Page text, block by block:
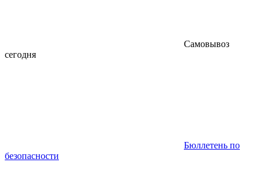
Самовывоз
сегодня
Бюллетень по
безопасности